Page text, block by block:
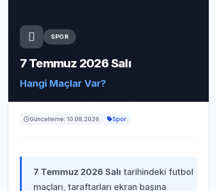
SPOR
7 Temmuz 2026 Salı
Hangi Maçlar Var?
Güncelleme: 10.08.2026 Spor
7 Temmuz 2026 Salı tarihindeki futbol
maçları, taraftarları ekran başına